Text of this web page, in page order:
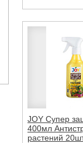
JOY Супер
400мл
растений